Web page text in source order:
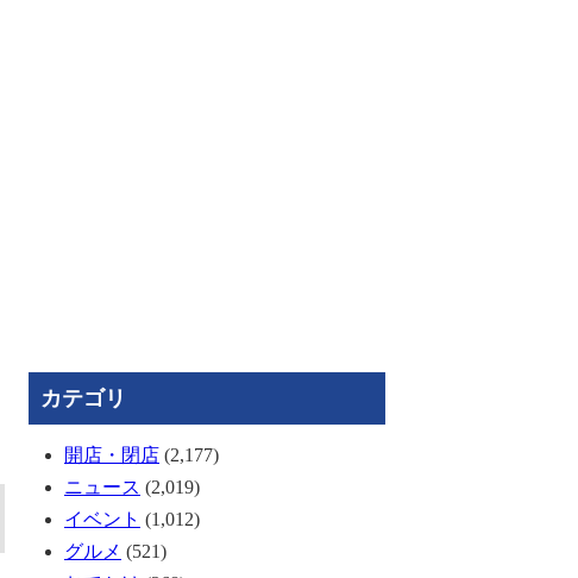
カテゴリ
開店・閉店 (2,177)
ニュース (2,019)
イベント (1,012)
グルメ (521)